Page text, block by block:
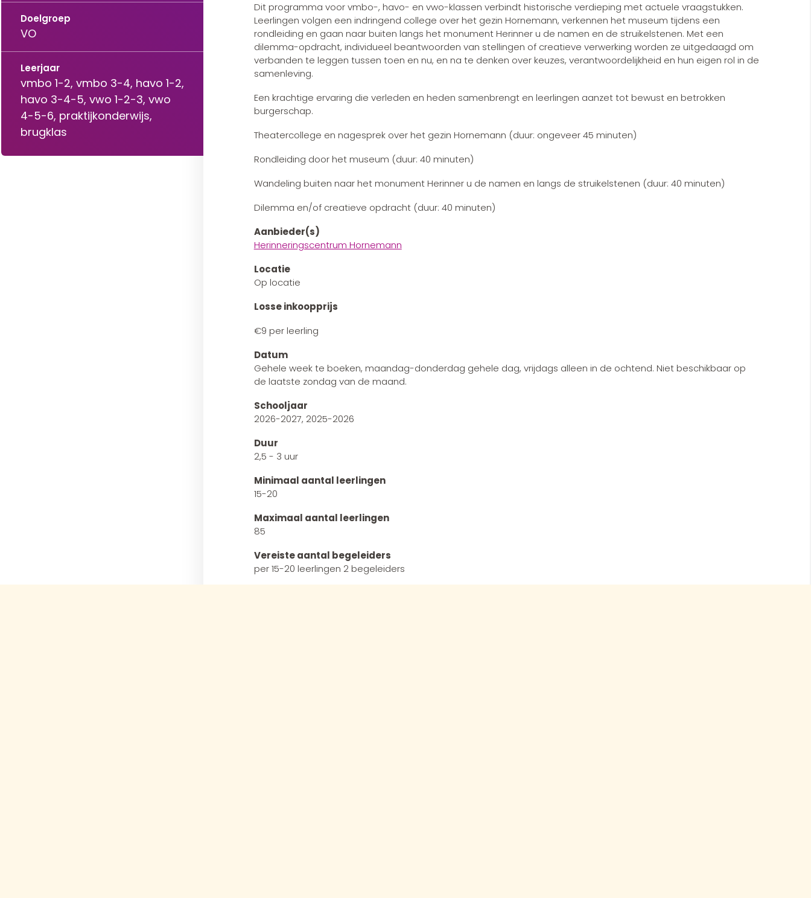
Doelgroep
VO
Leerjaar
vmbo 1-2, vmbo 3-4, havo 1-2,
havo 3-4-5, vwo 1-2-3, vwo
4-5-6, praktijkonderwijs,
brugklas
Dit programma voor vmbo-, havo- en vwo-klassen verbindt historische verdieping met actuele vraagstukken.
Leerlingen volgen een indringend college over het gezin Hornemann, verkennen het museum tijdens een
rondleiding en gaan naar buiten langs het monument Herinner u de namen en de struikelstenen. Met een
dilemma-opdracht, individueel beantwoorden van stellingen of creatieve verwerking worden ze uitgedaagd om
verbanden te leggen tussen toen en nu, en na te denken over keuzes, verantwoordelijkheid en hun eigen rol in de
samenleving.
Een krachtige ervaring die verleden en heden samenbrengt en leerlingen aanzet tot bewust en betrokken
burgerschap.
Theatercollege en nagesprek over het gezin Hornemann (duur: ongeveer 45 minuten)
Rondleiding door het museum (duur: 40 minuten)
Wandeling buiten naar het monument Herinner u de namen en langs de struikelstenen (duur: 40 minuten)
Dilemma en/of creatieve opdracht (duur: 40 minuten)
Aanbieder(s)
Herinneringscentrum Hornemann
Locatie
Op locatie
Losse inkoopprijs
€9 per leerling
Datum
Gehele week te boeken, maandag-donderdag gehele dag, vrijdags alleen in de ochtend. Niet beschikbaar op
de laatste zondag van de maand.
Schooljaar
2026-2027, 2025-2026
Duur
2,5 - 3 uur
Minimaal aantal leerlingen
15-20
Maximaal aantal leerlingen
85
Vereiste aantal begeleiders
per 15-20 leerlingen 2 begeleiders